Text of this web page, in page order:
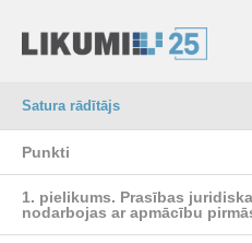
Satura rādītājs
Punkti
1. pielikums. Prasības
nodarbojas ar apmācību